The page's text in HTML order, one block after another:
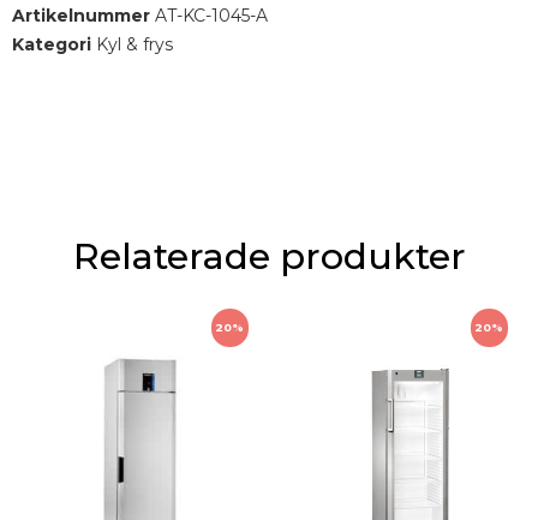
Inbyggd kyltank 1045 mm
Artikelnummer AT-KC-1045-A
Kategori Kyl & frys
Relaterade produkter
20% 20%